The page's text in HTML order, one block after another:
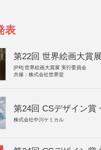
表
第22回 世界絵画大賞
[PR] 世界絵画大賞展 実行委員会
共催：株式会社世界堂
第24回 CSデザイン賞
株式会社中川ケミカル